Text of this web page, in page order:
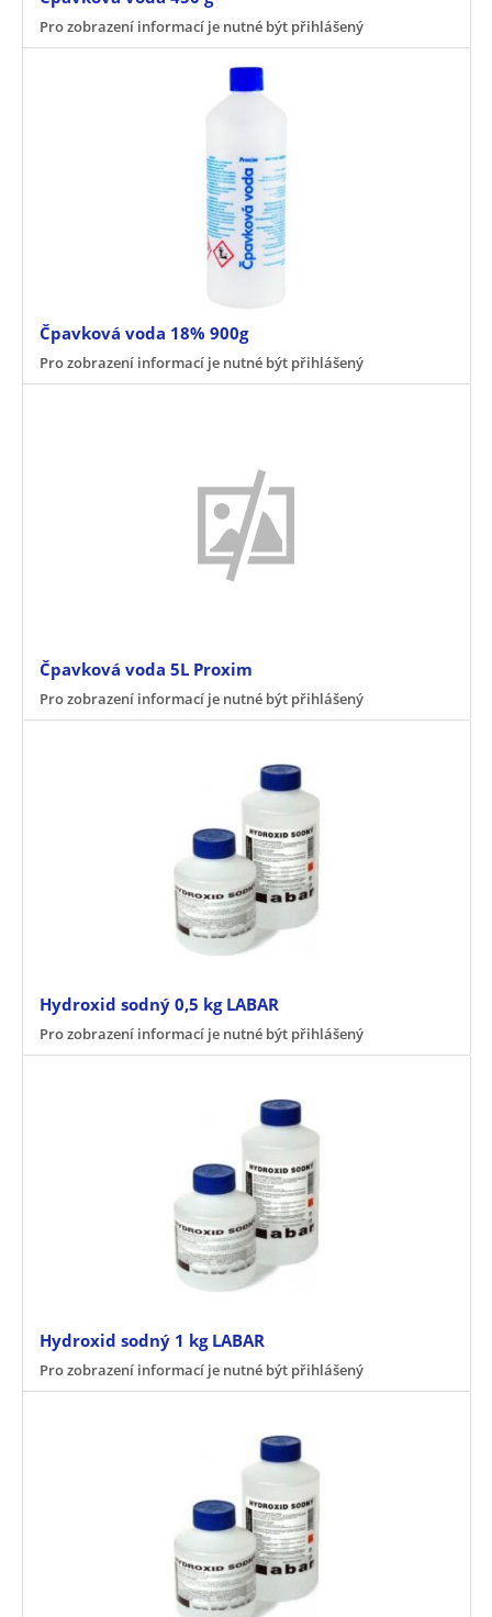
Pro zobrazení informací je nutné být přihlášený
Čpavková voda 18% 900g
Pro zobrazení informací je nutné být přihlášený
Čpavková voda 5L Proxim
Pro zobrazení informací je nutné být přihlášený
Hydroxid sodný 0,5 kg LABAR
Pro zobrazení informací je nutné být přihlášený
Hydroxid sodný 1 kg LABAR
Pro zobrazení informací je nutné být přihlášený